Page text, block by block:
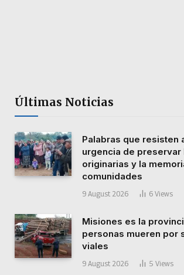
Últimas Noticias
Palabras que resisten
urgencia de preservar
originarias y la
comunidades
9 August 2026 6 Views
Misiones es la
personas mueren por
viales
9 August 2026 5 Views